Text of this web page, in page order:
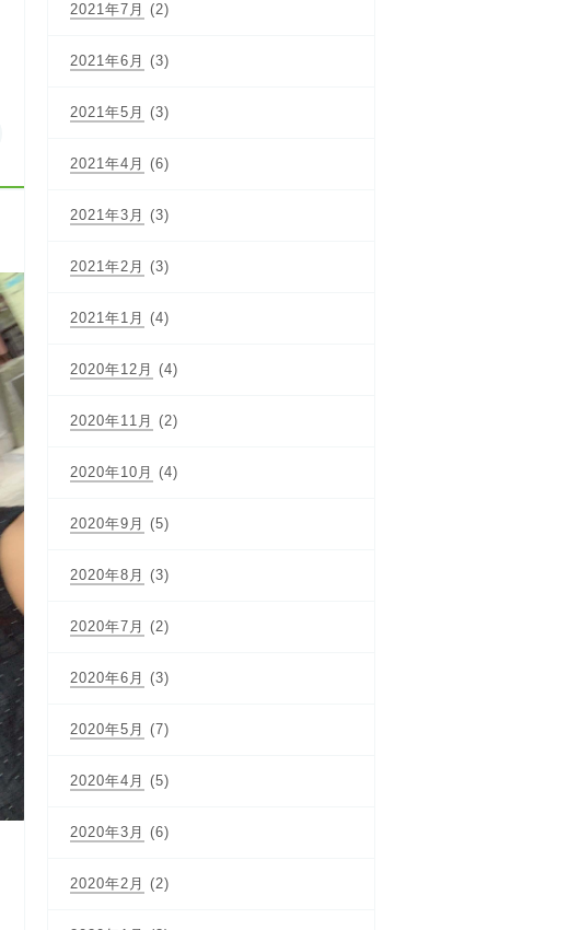
2021年7月 (2)
2021年6月 (3)
2021年5月 (3)
2021年4月 (6)
2021年3月 (3)
2021年2月 (3)
2021年1月 (4)
2020年12月 (4)
2020年11月 (2)
2020年10月 (4)
2020年9月 (5)
2020年8月 (3)
2020年7月 (2)
2020年6月 (3)
2020年5月 (7)
2020年4月 (5)
2020年3月 (6)
2020年2月 (2)